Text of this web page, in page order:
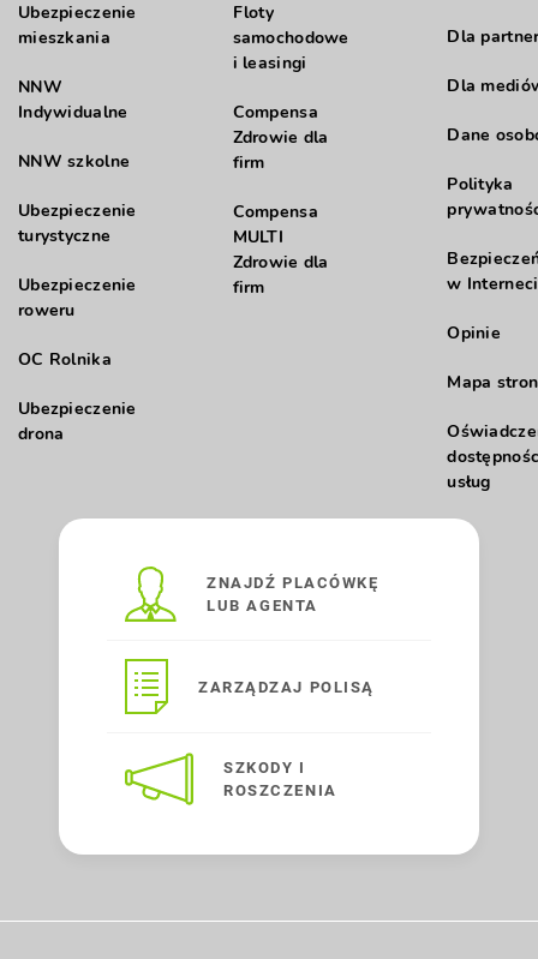
Ubezpieczenie
mieszkania
NNW
Indywidualne
NNW szkolne
Ubezpieczenie
turystyczne
Ubezpieczenie
roweru
OC Rolnika
Ubezpieczenie
drona
Floty
samochodowe
i leasingi
Compensa
Zdrowie dla
firm
Compensa
MULTI
Zdrowie dla
firm
Dla
Dla
Dane
Polityka
w
Opinie
Mapa
usług
ZNAJDŹ PLACÓWKĘ
LUB AGENTA
ZARZĄDZAJ POLISĄ
SZKODY I
ROSZCZENIA